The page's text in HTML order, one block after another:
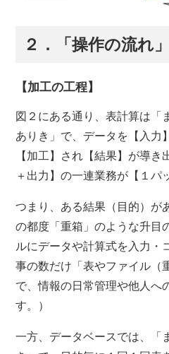
２．「操作の流れ
【加工の工程】
図２にある通り、表計算は「
ありき」で、データを【入力
【加工】され【結果】が導
＋出力】の一連業務が【１パ
つまり、ある結果（目的）が
の都度「重箱」のような升目
ルにデータや計算式を入力・
事の数だけ「表やファイル（
で、情報の日常管理や他人へ
す。）
一方、データベースでは、「